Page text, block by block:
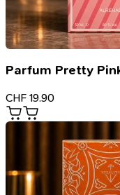
Parfum Pretty
CHF 19.90